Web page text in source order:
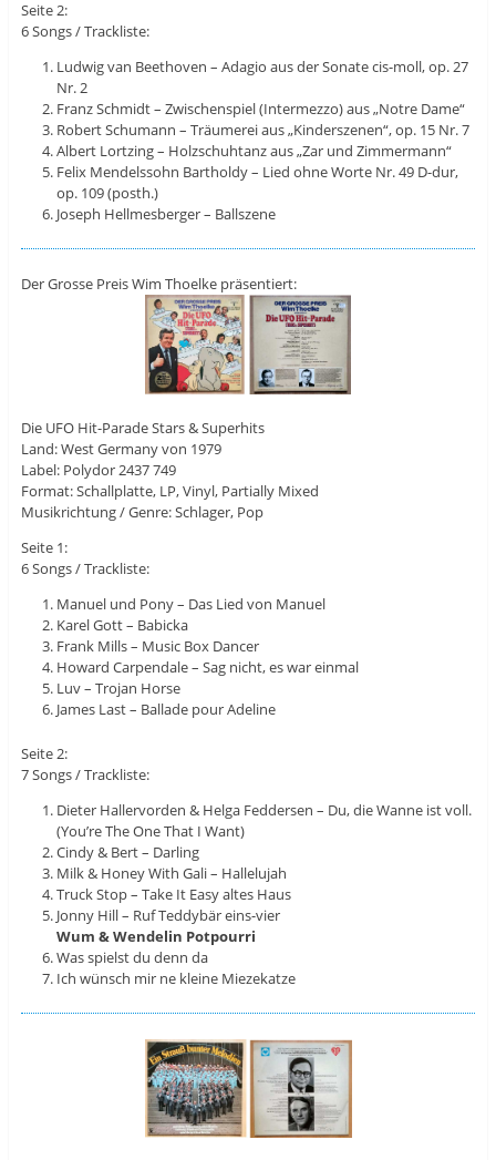
Seite 2:
6 Songs / Trackliste:
Ludwig van Beethoven – Adagio aus der Sonate cis-moll, op. 27
Nr. 2
Franz Schmidt – Zwischenspiel (Intermezzo) aus „Notre Dame“
Robert Schumann – Träumerei aus „Kinderszenen“, op. 15 Nr. 7
Albert Lortzing – Holzschuhtanz aus „Zar und Zimmermann“
Felix Mendelssohn Bartholdy – Lied ohne Worte Nr. 49 D-dur,
op. 109 (posth.)
Joseph Hellmesberger – Ballszene
Der Grosse Preis Wim Thoelke präsentiert:
Die UFO Hit-Parade Stars & Superhits
Land: West Germany von 1979
Label: Polydor 2437 749
Format: Schallplatte, LP, Vinyl, Partially Mixed
Musikrichtung / Genre: Schlager, Pop
Seite 1:
6 Songs / Trackliste:
Manuel und Pony – Das Lied von Manuel
Karel Gott – Babicka
Frank Mills – Music Box Dancer
Howard Carpendale – Sag nicht, es war einmal
Luv – Trojan Horse
James Last – Ballade pour Adeline
Seite 2:
7 Songs / Trackliste:
Dieter Hallervorden & Helga Feddersen – Du, die Wanne ist voll.
(You’re The One That I Want)
Cindy & Bert – Darling
Milk & Honey With Gali – Hallelujah
Truck Stop – Take It Easy altes Haus
Jonny Hill – Ruf Teddybär eins-vier
Wum & Wendelin Potpourri
Was spielst du denn da
Ich wünsch mir ne kleine Miezekatze